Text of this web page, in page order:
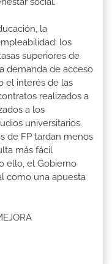
la
los
superiores de
demanda de acceso
el interés de las
realizados a
a los
universitarios.
de FP tardan menos
más fácil
ello, el Gobierno
como una apuesta